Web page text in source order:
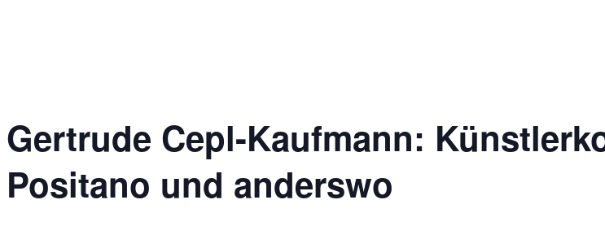
Gertrude Cepl-Kaufmann:
Positano und anderswo